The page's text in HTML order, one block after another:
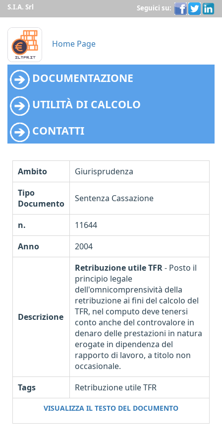
S.I.A. Srl Seguici su:
Home Page
DOCUMENTAZIONE
UTILITÀ DI CALCOLO
CONTATTI
Ambito
Giurisprudenza
Tipo
Documento
Sentenza Cassazione
n.
11644
Anno
2004
Descrizione
Retribuzione utile TFR- Posto il
principio legale
dell'omnicomprensività della
retribuzione ai fini del calcolo del
TFR, nel computo deve tenersi
conto anche del controvalore in
denaro delle prestazioni in natura
erogate in dipendenza del
rapporto di lavoro, a titolo non
occasionale.
Tags
Retribuzione utile TFR
VISUALIZZA IL TESTO DEL DOCUMENTO